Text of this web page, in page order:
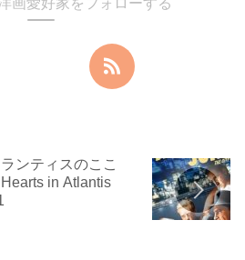
画愛好家をフォローする
ンティスのここ
in Atlantis